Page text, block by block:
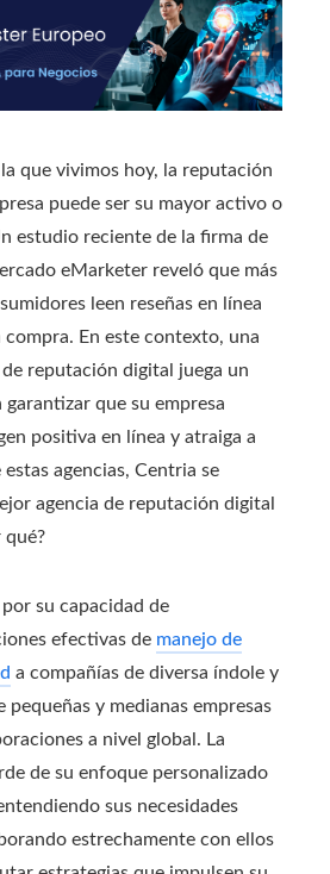
que vivimos hoy, la reputación
puede ser su mayor activo o
estudio reciente de la firma de
eMarketer reveló que más
leen reseñas en línea
compra. En este contexto, una
reputación digital juega un
garantizar que su empresa
positiva en línea y atraiga a
agencias, Centria se
agencia de reputación digital
qué?
su capacidad de
efectivas de manejo de
a compañías de diversa índole y
pequeñas y medianas empresas
a nivel global. La
de su enfoque personalizado
sus necesidades
estrechamente con ellos